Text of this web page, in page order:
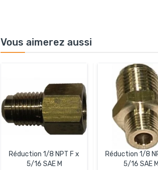
Vous aimerez aussi
Réduction 1/8 NPT F x
5/16 SAE M
Réduction 1/8
5/16 SAE M